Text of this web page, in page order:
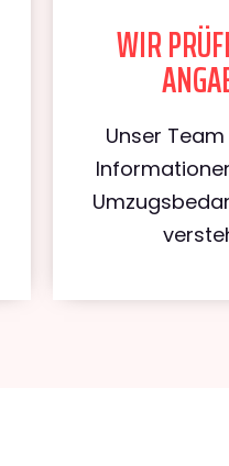
WIR
Unser